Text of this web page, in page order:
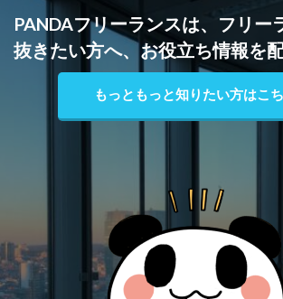
PANDAフリーランスは、フリー
抜きたい方へ、お役立ち情報を
もっともっと知りたい方はこち